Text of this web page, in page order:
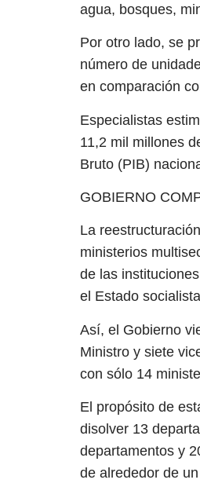
agua, bosques,
Por otro lado, se
número de
en comparación
Especialistas
11,2 mil millones
Bruto (PIB)
GOBIERNO
La
ministerios
de las
el Estado
Así, el Gobierno
Ministro y siete
con sólo 14
El propósito de
disolver 13
departamentos y
de alrededor de